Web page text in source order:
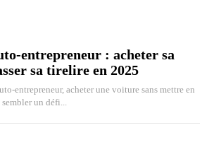
entrepreneur : acheter sa
sa tirelire en 2025
entrepreneur, acheter une voiture sans mettre en
un défi...